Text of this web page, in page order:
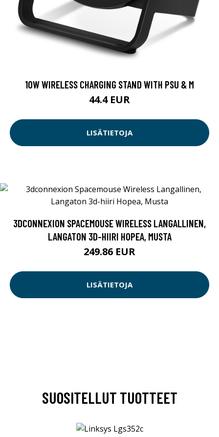
10W WIRELESS CHARGING STAND WITH PSU & M
44.4 EUR
LISÄTIETOJA
3DCONNEXION SPACEMOUSE WIRELESS LANGALLINEN,
LANGATON 3D-HIIRI HOPEA, MUSTA
249.86 EUR
LISÄTIETOJA
SUOSITELLUT TUOTTEET